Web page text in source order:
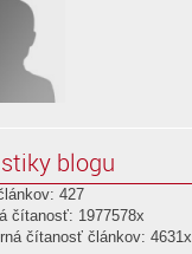
blogu
427
čítanosť: 1977578x
čítanosť článkov: 4631x